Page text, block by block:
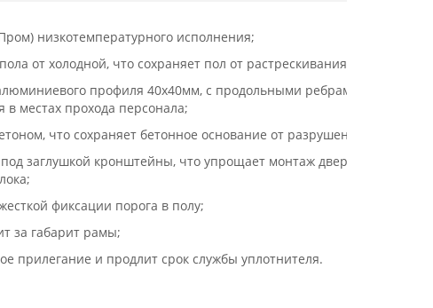
низкотемпературного исполнения;
от холодной, что сохраняет пол от растрескивания;
профиля 40х40мм, с продольными ребрами
в местах прохода персонала;
что сохраняет бетонное основание от разрушения;
заглушкой кронштейны, что упрощает монтаж дверного
фиксации порога в полу;
за габарит рамы;
прилегание и продлит срок службы уплотнителя.